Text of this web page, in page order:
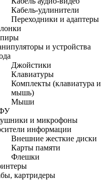
Кабель-удлинители
Переходники и адаптеры
и устройства
Джойстики
Клавиатуры
Комплекты (клавиатура и
мышь)
Мыши
и микрофоны
информации
Внешние жесткие диски
Карты памяти
Флешки
картридеры